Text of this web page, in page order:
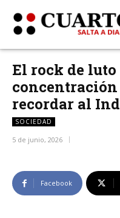
El rock de luto
recordar al
SOCIEDAD
5 de junio, 2026
Facebook